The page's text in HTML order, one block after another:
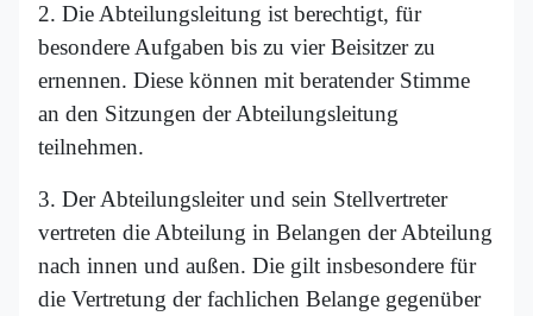
2. Die Abteilungsleitung ist berechtigt, für
besondere Aufgaben bis zu vier Beisitzer zu
ernennen. Diese können mit beratender Stimme
an den Sitzungen der Abteilungsleitung
teilnehmen.
3. Der Abteilungsleiter und sein Stellvertreter
vertreten die Abteilung in Belangen der Abteilung
nach innen und außen. Die gilt insbesondere für
die Vertretung der fachlichen Belange gegenüber